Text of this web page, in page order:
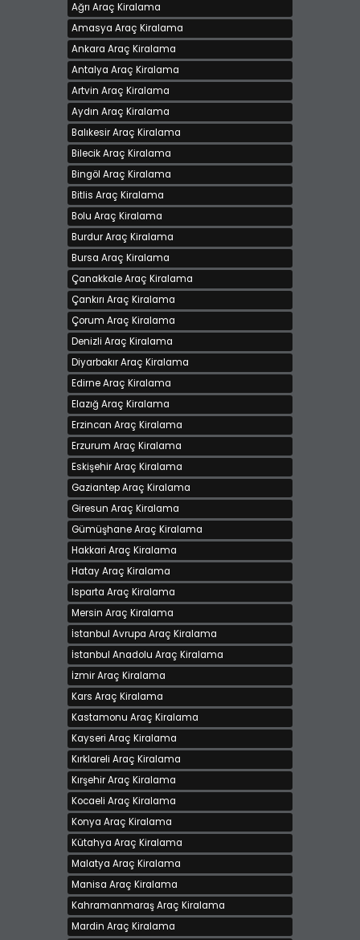
Araçlarda kampanya
Kiralama bedeli 666 TL
İstanbul - Avrupa, Bakırköy
ENJOY CAR RENTAL,DEN KİRALIK VOLKSWAGEN
CARAVELLE
Kiralama bedeli 750 TL
Giresun, Bulancak
XENON RENT A CAR'DAN MİNİ COOPER
Kiralama bedeli 780 TL
İstanbul - Avrupa, Beşiktaş
DACİA LODGY
Kiralama bedeli 1000 TL
İzmir, Konak
Ağrı Araç Kiralama
Amasya Araç Kiralama
Ankara Araç Kiralama
Antalya Araç Kiralama
Artvin Araç Kiralama
Aydın Araç Kiralama
Balıkesir Araç Kiralama
Bilecik Araç Kiralama
Bingöl Araç Kiralama
Bitlis Araç Kiralama
Bolu Araç Kiralama
Burdur Araç Kiralama
Bursa Araç Kiralama
Çanakkale Araç Kiralama
Çankırı Araç Kiralama
Çorum Araç Kiralama
Denizli Araç Kiralama
Diyarbakır Araç Kiralama
Edirne Araç Kiralama
Elazığ Araç Kiralama
Erzincan Araç Kiralama
Erzurum Araç Kiralama
Eskişehir Araç Kiralama
Gaziantep Araç Kiralama
Giresun Araç Kiralama
Gümüşhane Araç Kiralama
Hakkari Araç Kiralama
Hatay Araç Kiralama
Isparta Araç Kiralama
Mersin Araç Kiralama
İstanbul Avrupa Araç Kiralama
İstanbul Anadolu Araç Kiralama
İzmir Araç Kiralama
Kars Araç Kiralama
Kastamonu Araç Kiralama
Kayseri Araç Kiralama
Kırklareli Araç Kiralama
Kırşehir Araç Kiralama
Kocaeli Araç Kiralama
Konya Araç Kiralama
Kütahya Araç Kiralama
Malatya Araç Kiralama
Manisa Araç Kiralama
Kahramanmaraş Araç Kiralama
Mardin Araç Kiralama